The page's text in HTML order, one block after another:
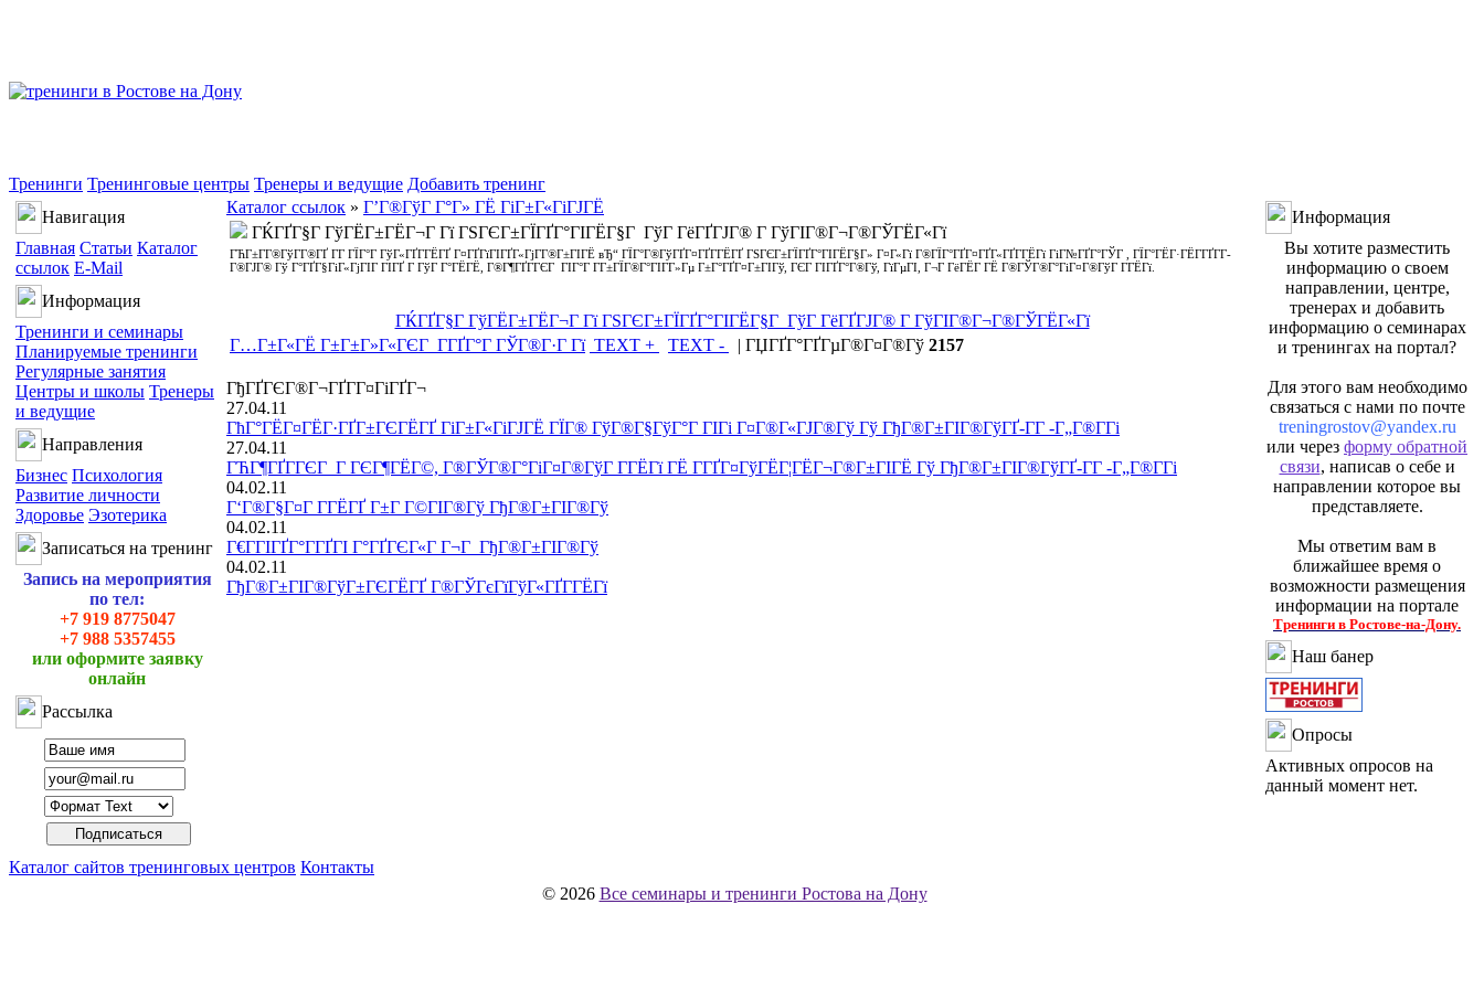
Тренинги Тренинговые центры Тренеры и ведущие Добавить тренинг
Навигация
Главная Статьи Каталог
ссылок E-Mail
Информация
Тренинги и семинары
Планируемые тренинги
Регулярные занятия
Центры и школы Тренеры
и ведущие
Направления
Бизнес Психология
Развитие личности
Здоровье Эзотерика
Записаться на тренинг
Запись на мероприятия
по тел:
+7 919 8775047
+7 988 5357455
или оформите заявку
онлайн
Рассылка
Каталог ссылок » Г’Г®ГўГ Г°Г» ГЁ ГіГ±Г«ГіГЈГЁ
ГЌГҐГ§Г ГўГЁГ±ГЁГ¬Г Гї ГЅГЄГ±ГЇГҐГ°ГІГЁГ§Г ГўГ ГёГҐГЈГ® Г ГўГІГ®Г¬Г®ГЎГЁГ«Гї
ГЋГ±Г­Г®ГўГ­Г®ГҐ Г­Г ГЇГ°Г ГўГ«ГҐГ­ГЁГҐ Г¤ГҐГїГІГҐГ«ГјГ­Г®Г±ГІГЁ вЂ“ ГЇГ°Г®ГўГҐГ¤ГҐГ­ГЁГҐ ГЅГЄГ±ГЇГҐГ°ГІГЁГ§Г» Г¤Г«Гї Г®ГЇГ°ГҐГ¤ГҐГ«ГҐГ­ГЁГї ГіГ№ГҐГ°ГЎГ , ГЇГ°ГЁГ·ГЁГ­ГҐГ­Г­
Г®ГЈГ® Гў Г°ГҐГ§ГіГ«ГјГІГ ГІГҐ Г ГўГ Г°ГЁГЁ, Г®Г¶ГҐГ­ГЄГ ГІГ°Г Г­Г±ГЇГ®Г°ГІГ­Г»Гµ Г±Г°ГҐГ¤Г±ГІГў, ГЄГ ГІГҐГ°Г®Гў, ГїГµГІ, Г¬Г ГёГЁГ­ ГЁ Г®ГЎГ®Г°ГіГ¤Г®ГўГ Г­ГЁГї.
ГЌГҐГ§Г ГўГЁГ±ГЁГ¬Г Гї ГЅГЄГ±ГЇГҐГ°ГІГЁГ§Г ГўГ ГёГҐГЈГ® Г ГўГІГ®Г¬Г®ГЎГЁГ«Гї
Г…Г±Г«ГЁ Г±Г±Г»Г«ГЄГ Г­ГҐГ°Г ГЎГ®Г·Г Гї TEXT + TEXT - | ГЏГҐГ°ГҐГµГ®Г¤Г®Гў 2157
ГђГҐГЄГ®Г¬ГҐГ­Г¤ГіГҐГ¬
27.04.11
ГћГ°ГЁГ¤ГЁГ·ГҐГ±ГЄГЁГҐ ГіГ±Г«ГіГЈГЁ ГЇГ® ГўГ®Г§ГўГ°Г ГІГі Г¤Г®Г«ГЈГ®Гў Гў ГђГ®Г±ГІГ®ГўГҐ-Г­Г -Г„Г®Г­Гі
27.04.11
ГЋГ¶ГҐГ­ГЄГ Г ГЄГ¶ГЁГ©, Г®ГЎГ®Г°ГіГ¤Г®ГўГ Г­ГЁГї ГЁ Г­ГҐГ¤ГўГЁГ¦ГЁГ¬Г®Г±ГІГЁ Гў ГђГ®Г±ГІГ®ГўГҐ-Г­Г -Г„Г®Г­Гі
04.02.11
Г‘Г®Г§Г¤Г Г­ГЁГҐ Г±Г Г©ГІГ®Гў ГђГ®Г±ГІГ®Гў
04.02.11
Г€Г­ГІГҐГ°Г­ГҐГІ Г°ГҐГЄГ«Г Г¬Г ГђГ®Г±ГІГ®Гў
04.02.11
ГђГ®Г±ГІГ®ГўГ±ГЄГЁГҐ Г®ГЎГєГїГўГ«ГҐГ­ГЁГї
Информация
Вы хотите разместить
информацию о своем
направлении, центре,
тренерах и добавить
информацию о семинарах
и тренингах на портал?
Для этого вам необходимо
связаться с нами по почте
treningrostov@yandex.ru
или через форму обратной
связи, написав о себе и
направлении которое вы
представляете.
Мы ответим вам в
ближайшее время о
возможности размещения
информации на портале
Тренинги в Ростове-на-Дону.
Наш банер
Опросы
Активных опросов на
данный момент нет.
Каталог сайтов тренинговых центров Контакты
© 2026 Все семинары и тренинги Ростова на Дону